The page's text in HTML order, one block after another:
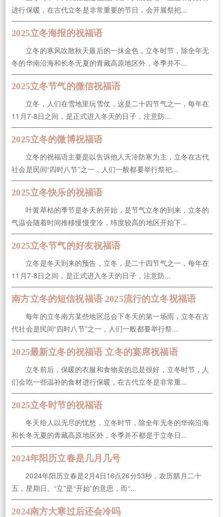
进行保暖，在古代立冬是非常重要的节日，会开展祭祀...
2025立冬海报的祝福语
立冬的寒风吹散秋天最后的一抹金色，立冬时节，除全年无
冬的华南沿海和长冬无夏的青藏高原地区外，冬季并不...
2025立冬节气的微信祝福语
立冬，人们在雪地里玩雪仗，这是二十四节气之一，每年在
11月7-8日之间，是正式进入冬天的日子，注意防...
2025立冬的微博祝福语
立冬的祝福语主要是以告诉他人天冷防寒为主，立冬在古代
社会是民间“四时八节”之一，人们一般都要举行祭祀...
2025立冬快乐的祝福语
叶黄草枯的季节是冬天的开始，是节气立冬的到来，立冬的
气温会随着时间推移慢慢变冷，纬度较高的地区开始下...
2025立冬节气的好友祝福语
立冬是冬天到来的预告，立冬，是二十四节气之一，每年在
11月7-8日之间，是正式进入冬天的日子，注意防...
南方立冬的短信祝福语 2025流行的立冬祝福语
每年的立冬南方某些地区总会下冬天的第一场雨，立冬在古
代社会是民间“四时八节”之一，人们一般都要举行祭...
2025最新立冬的祝福语 立冬的宴席祝福语
立冬前后，保暖的衣服和食物卖的总是很好，立冬时节，人
们会吃一些温补的食材进行保暖，在古代立冬是非常重...
2025立冬时节的祝福语
冬天给人以无尽的忧愁，立冬时节，除全年无冬的华南沿海
和长冬无夏的青藏高原地区外，冬季并不都是于立冬日...
2024年阳历立春是几月几号
2024年阳历立春是2月4日16点26分53秒，农历腊月二十
五，星期日。“立”是“开始”的意思，而“...
2024南方大寒过后还会冷吗